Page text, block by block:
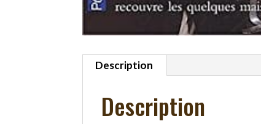
Description
Description